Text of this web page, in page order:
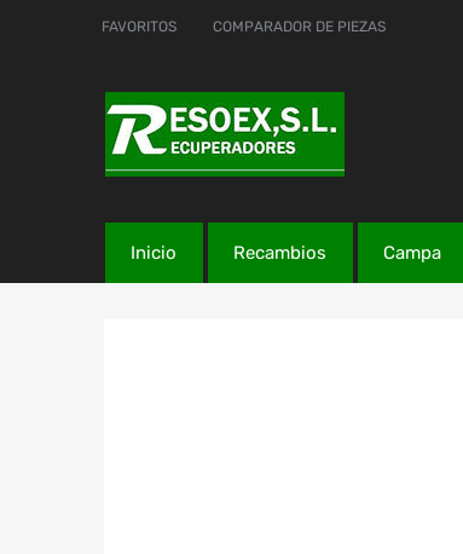
FAVORITOS COMPARADOR DE PIEZAS
Inicio Recambios Campa